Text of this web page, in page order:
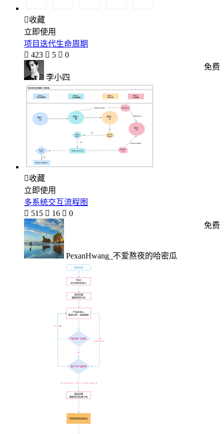
收藏
立即使用
项目迭代生命周期
 423  5  0
李小四
免费
收藏
立即使用
多系统交互流程图
 515  16  0
PexanHwang_不爱熬夜的哈密瓜
免费